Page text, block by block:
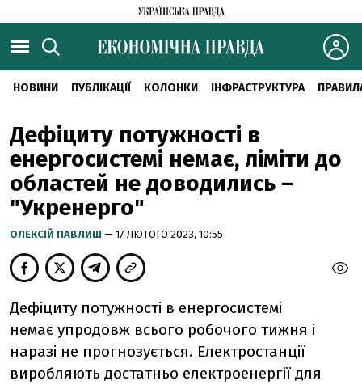
НОВИНИ ПУБЛІКАЦІЇ КОЛОНКИ ІНФРАСТРУКТУРА
Дефіциту потужності в
енергосистемі немає, ліміти до
областей не доводились –
"Укренерго"
ОЛЕКСІЙ ПАВЛИШ — 17 ЛЮТОГО 2023, 10:55
Дефіциту потужності в енергосистемі
немає упродовж всього робочого тижня і
наразі не прогнозується. Електростанції
виробляють достатньо електроенергії для